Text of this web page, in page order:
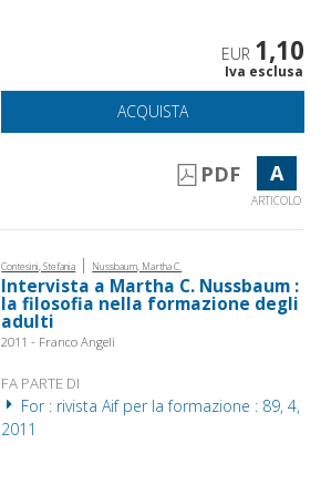
EUR 1,10
Iva esclusa
ACQUISTA
PDF A
ARTICOLO
Contesini, Stefania | Nussbaum, Martha C.
Intervista a Martha C. Nussbaum :
la filosofia nella formazione degli
adulti
2011 - Franco Angeli
FA PARTE DI
For : rivista Aif per la formazione : 89, 4,
2011